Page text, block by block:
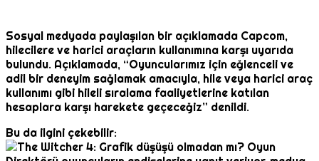
Sosyal medyada paylaşılan bir açıklamada Capcom,
hilecilere ve harici araçların kullanımına karşı uyarıda
bulundu. Açıklamada, “Oyuncularımız için eğlenceli ve
adil bir deneyim sağlamak amacıyla, hile veya harici araç
kullanımı gibi hileli sıralama faaliyetlerine katılan
hesaplara karşı harekete geçeceğiz” denildi.
Bu da ilgini çekebilir: